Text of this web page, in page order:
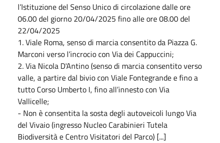
l’Istituzione del Senso Unico di circolazione dalle ore
06.00 del giorno 20/04/2025 fino alle ore 08.00 del
22/04/2025
1. Viale Roma, senso di marcia consentito da Piazza G.
Marconi verso l’incrocio con Via dei Cappuccini;
2. Via Nicola D'Antino (senso di marcia consentito verso
valle, a partire dal bivio con Viale Fontegrande e fino a
tutto Corso Umberto I, fino all’innesto con Via
Vallicelle;
- Non è consentita la sosta degli autoveicoli lungo Via
del Vivaio (ingresso Nucleo Carabinieri Tutela
Biodiversità e Centro Visitatori del Parco) [...]